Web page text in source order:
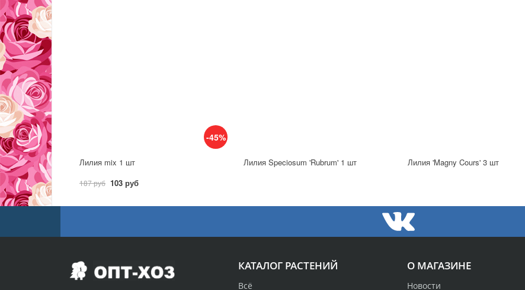
-45%
Лилия mix 1 шт
187 руб 103 руб
Лилия Speciosum 'Rubrum' 1 шт Лилия 'Magny Cours' 3 шт
О МАГАЗИНЕ
Новости
КАТАЛОГ РАСТЕНИЙ
Всё